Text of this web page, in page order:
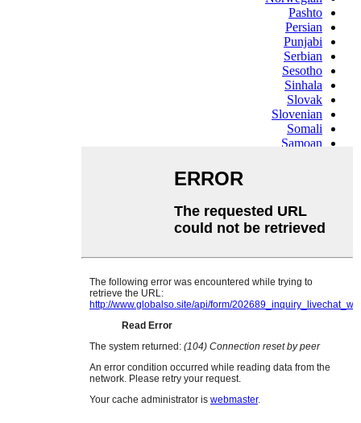
Pashto
Persian
Punjabi
Serbian
Sesotho
Sinhala
Slovak
Slovenian
Somali
Samoan
Swahili
Tajik
Telugu
Ukrainian
Urdu
Welsh
Xhosa
Yiddish